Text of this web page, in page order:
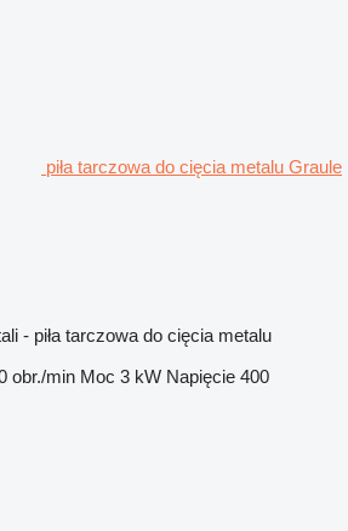
piła tarczowa do cięcia metalu Graule
- piła tarczowa do cięcia metalu
obr./min Moc 3 kW Napięcie 400